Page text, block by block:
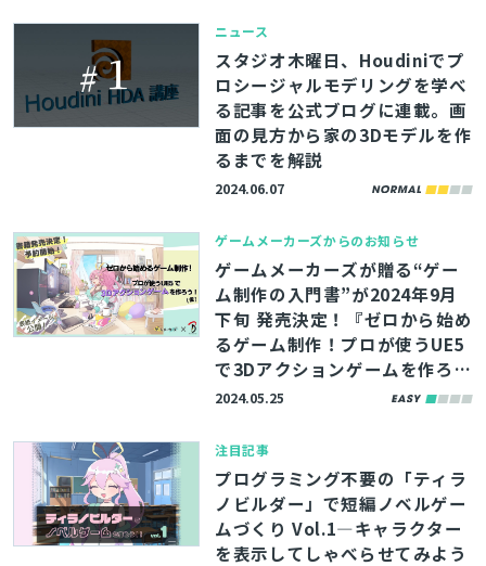
ニュース
スタジオ木曜日、Houdiniでプ
ロシージャルモデリングを学べ
る記事を公式ブログに連載。画
面の見方から家の3Dモデルを作
るまでを解説
2024.06.07
ゲームメーカーズからのお知らせ
ゲームメーカーズが贈る“ゲー
ム制作の入門書”が2024年9月
下旬 発売決定！『ゼロから始め
るゲーム制作！プロが使うUE5
で3Dアクションゲームを作ろう
（仮）』
2024.05.25
注目記事
プログラミング不要の「ティラ
ノビルダー」で短編ノベルゲー
ムづくり Vol.1―キャラクター
を表示してしゃべらせてみよう